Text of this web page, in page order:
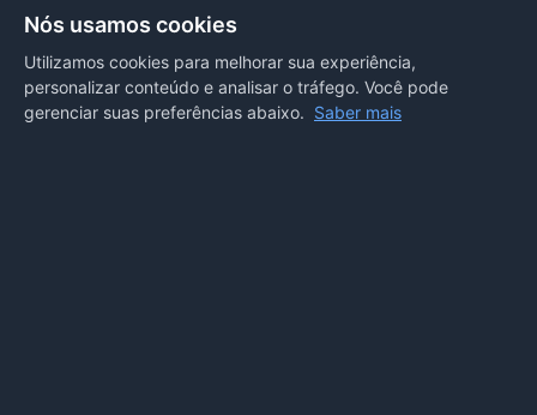
PORTAL COVID-19
Nós usamos cookies
Utilizamos cookies para melhorar sua experiência,
personalizar conteúdo e analisar o tráfego. Você pode
gerenciar suas preferências abaixo. Saber mais